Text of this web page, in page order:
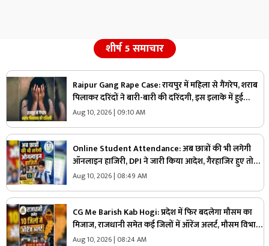
शीर्ष 5 समाचार
Raipur Gang Rape Case: रायपुर में महिला से गैंगरेप, शराब
पिलाकर दरिंदों ने बारी-बारी की दरिंदगी, इस इलाके में हुई
वारदात से पुलिस के उड़े होश
Aug 10, 2026 | 09:10 AM
Online Student Attendance: अब छात्रों की भी लगेगी
ऑनलाइन हाजिरी, DPI ने जारी किया आदेश, गैरहाजिर हुए तो
पहुंचेगा फोन!
Aug 10, 2026 | 08:49 AM
CG Me Barish Kab Hogi: प्रदेश में फिर बदलेगा मौसम का
मिजाज, राजधानी समेत कई जिलों में ऑरेंज अलर्ट, मौसम विभाग
ने 12 अगस्त तक जारी की चेतावनी
Aug 10, 2026 | 08:24 AM